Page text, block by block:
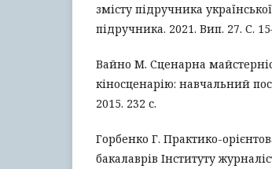
змісту підручника
підручника. 2021. Вип. 27. С.
Вайно М. Сценарна
кіносценарію: навчальний
2015. 232 с.
Горбенко Г. Практико-
бакалаврів Інституту